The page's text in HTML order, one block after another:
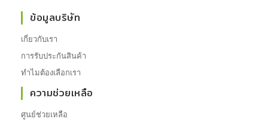
ข้อมูลบริษัท
เกี่ยวกับเรา
การรับประกันสินค้า
ทำไมต้องเลือกเรา
ความช่วยเหลือ
ศูนย์ช่วยเหลือ